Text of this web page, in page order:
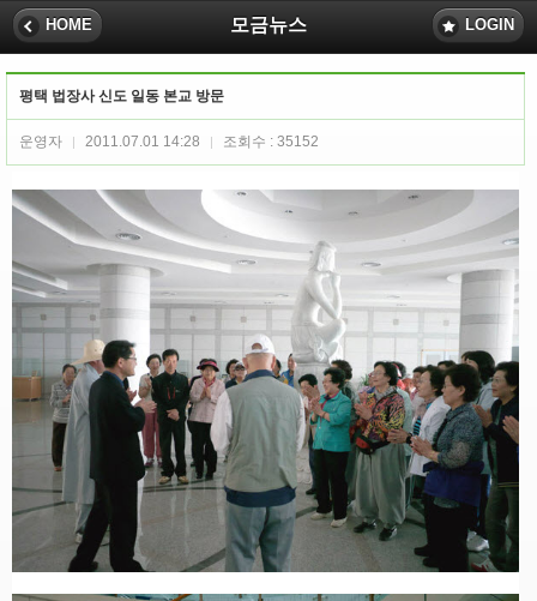
HOME 모금뉴스 LOGIN
평택 법장사 신도 일동 본교 방문
운영자 2011.07.01 14:28 조회수 : 35152